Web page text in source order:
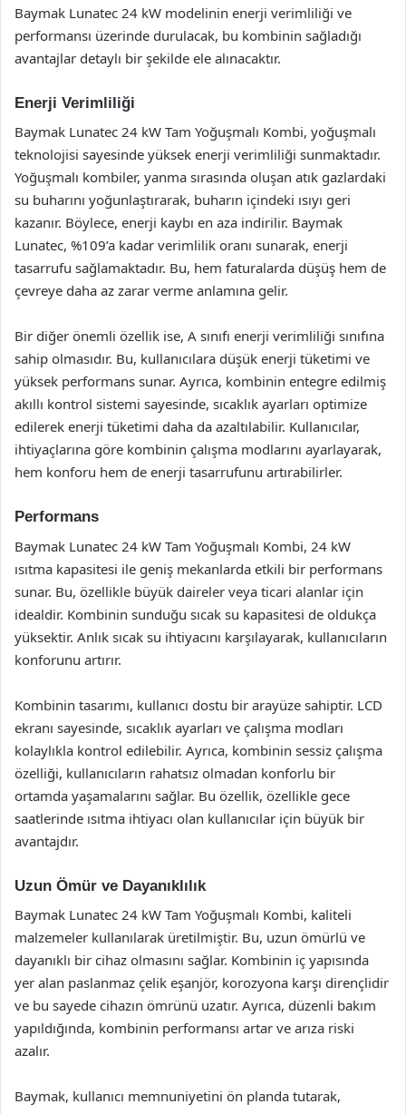
Baymak Lunatec 24 kW modelinin enerji verimliliği ve
performansı üzerinde durulacak, bu kombinin sağladığı
avantajlar detaylı bir şekilde ele alınacaktır.
Enerji Verimliliği
Baymak Lunatec 24 kW Tam Yoğuşmalı Kombi, yoğuşmalı
teknolojisi sayesinde yüksek enerji verimliliği sunmaktadır.
Yoğuşmalı kombiler, yanma sırasında oluşan atık gazlardaki
su buharını yoğunlaştırarak, buharın içindeki ısıyı geri
kazanır. Böylece, enerji kaybı en aza indirilir. Baymak
Lunatec, %109’a kadar verimlilik oranı sunarak, enerji
tasarrufu sağlamaktadır. Bu, hem faturalarda düşüş hem de
çevreye daha az zarar verme anlamına gelir.
Bir diğer önemli özellik ise, A sınıfı enerji verimliliği sınıfına
sahip olmasıdır. Bu, kullanıcılara düşük enerji tüketimi ve
yüksek performans sunar. Ayrıca, kombinin entegre edilmiş
akıllı kontrol sistemi sayesinde, sıcaklık ayarları optimize
edilerek enerji tüketimi daha da azaltılabilir. Kullanıcılar,
ihtiyaçlarına göre kombinin çalışma modlarını ayarlayarak,
hem konforu hem de enerji tasarrufunu artırabilirler.
Performans
Baymak Lunatec 24 kW Tam Yoğuşmalı Kombi, 24 kW
ısıtma kapasitesi ile geniş mekanlarda etkili bir performans
sunar. Bu, özellikle büyük daireler veya ticari alanlar için
idealdir. Kombinin sunduğu sıcak su kapasitesi de oldukça
yüksektir. Anlık sıcak su ihtiyacını karşılayarak, kullanıcıların
konforunu artırır.
Kombinin tasarımı, kullanıcı dostu bir arayüze sahiptir. LCD
ekranı sayesinde, sıcaklık ayarları ve çalışma modları
kolaylıkla kontrol edilebilir. Ayrıca, kombinin sessiz çalışma
özelliği, kullanıcıların rahatsız olmadan konforlu bir
ortamda yaşamalarını sağlar. Bu özellik, özellikle gece
saatlerinde ısıtma ihtiyacı olan kullanıcılar için büyük bir
avantajdır.
Uzun Ömür ve Dayanıklılık
Baymak Lunatec 24 kW Tam Yoğuşmalı Kombi, kaliteli
malzemeler kullanılarak üretilmiştir. Bu, uzun ömürlü ve
dayanıklı bir cihaz olmasını sağlar. Kombinin iç yapısında
yer alan paslanmaz çelik eşanjör, korozyona karşı dirençlidir
ve bu sayede cihazın ömrünü uzatır. Ayrıca, düzenli bakım
yapıldığında, kombinin performansı artar ve arıza riski
azalır.
Baymak, kullanıcı memnuniyetini ön planda tutarak,